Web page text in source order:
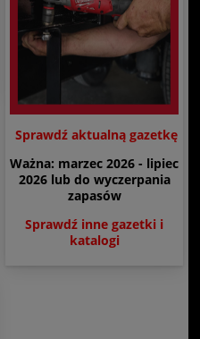
Sprawdź aktualną gazetkę
Ważna: marzec 2026 - lipiec
2026 lub do wyczerpania
zapasów
Sprawdź inne gazetki i
katalogi